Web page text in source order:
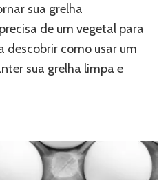
sua grelha
de um vegetal para
descobrir como usar um
sua grelha limpa e